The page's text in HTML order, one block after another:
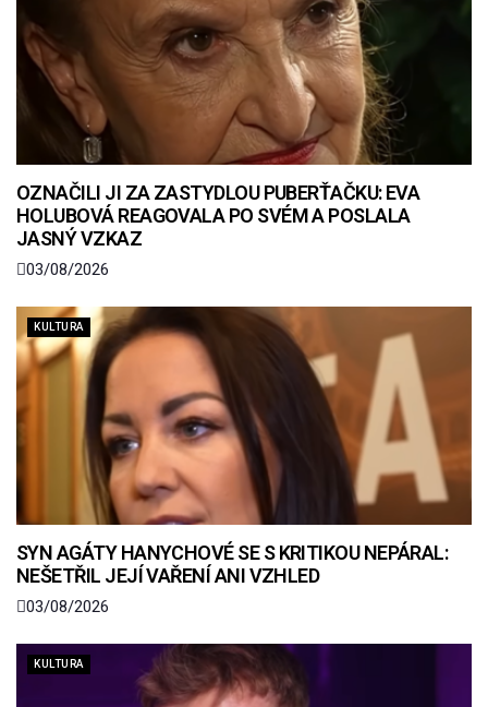
OZNAČILI JI ZA ZASTYDLOU PUBERŤAČKU: EVA
HOLUBOVÁ REAGOVALA PO SVÉM A POSLALA
JASNÝ VZKAZ
03/08/2026
KULTURA
SYN AGÁTY HANYCHOVÉ SE S KRITIKOU NEPÁRAL:
NEŠETŘIL JEJÍ VAŘENÍ ANI VZHLED
03/08/2026
KULTURA